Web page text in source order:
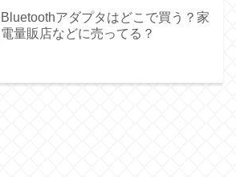
Bluetoothアダプタはどこで買う？家
電量販店などに売ってる？